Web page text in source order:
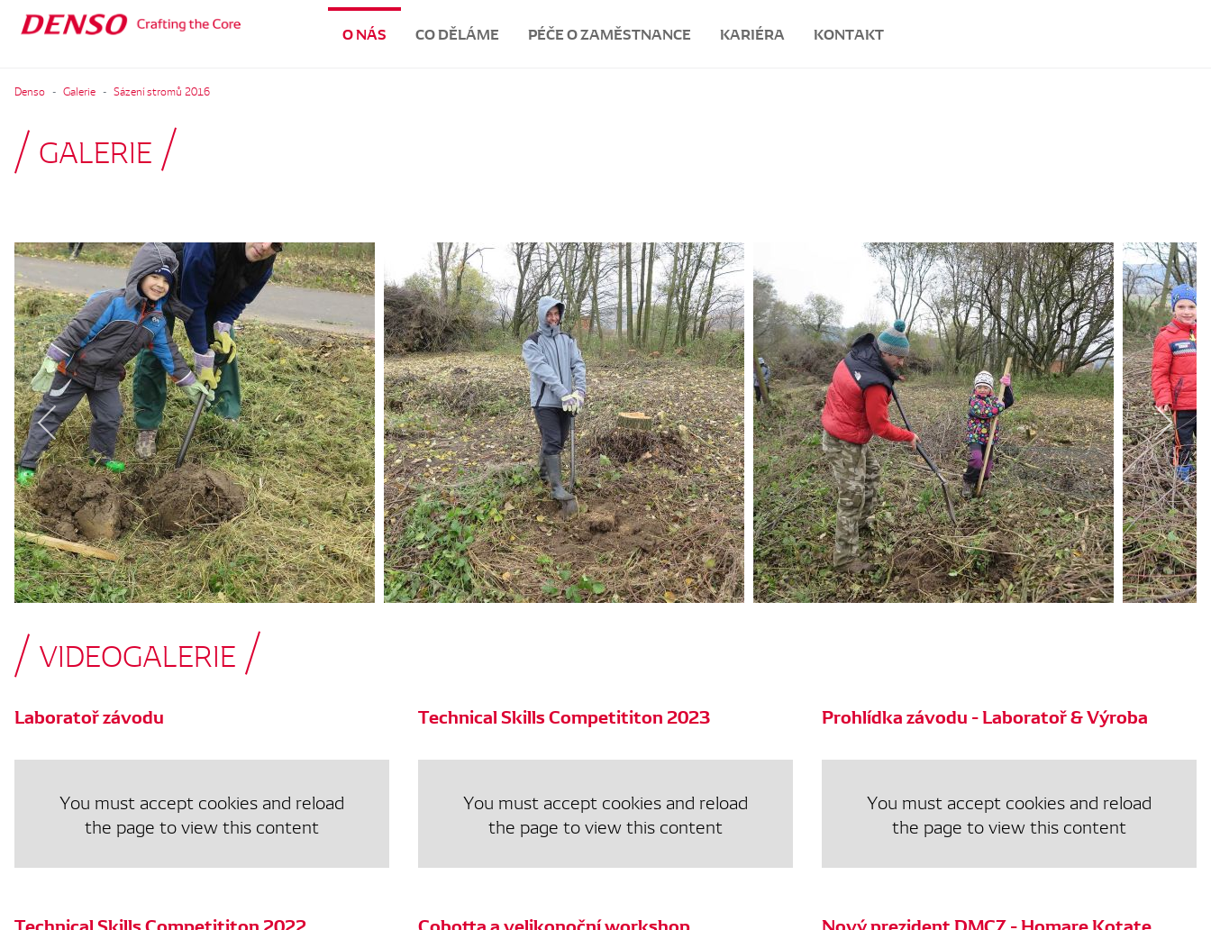
O NÁS CO DĚLÁME PÉČE O ZAMĚSTNANCE KARIÉRA KONTAKT
Denso Galerie Sázení stromů 2016
GALERIE
VIDEOGALERIE
Laboratoř závodu
You must accept cookies and reload
the page to view this content
Technical Skills Competititon 2023
You must accept cookies and reload
the page to view this content
Prohlídka závodu - Laboratoř & Výroba
You must accept cookies and reload
the page to view this content